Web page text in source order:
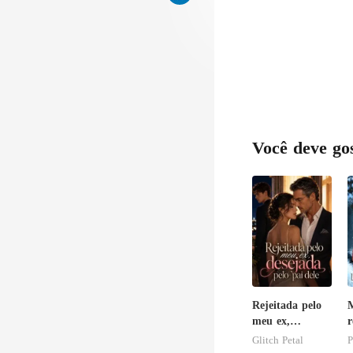
Você deve
Rejeitada pelo
meu ex,
desejada pelo
Glitch Petal